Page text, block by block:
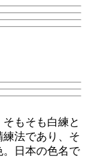
もそも白練と
法であり、そ
。日本の色名で